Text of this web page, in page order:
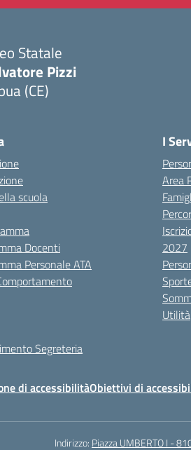
Statale
Pizzi
(CE)
scuola
Docenti
Personale ATA
Segreteria
I
Area
2027
Utilità
di accessibilitàObiettivi di
Indirizzo: Piazza UMBERTO I -